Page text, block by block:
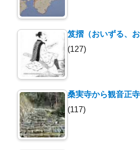
笈摺（おいずる、お
(127)
桑実寺から観音正
(117)